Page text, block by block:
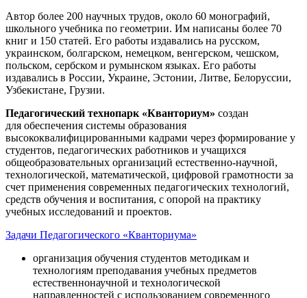
Автор более 200 научных трудов, около 60 монографий,
школьного учебника по геометрии. Им написаны более 70
книг и 150 статей. Его работы издавались на русском,
украинском, болгарском, немецком, венгерском, чешском,
польском, сербском и румынском языках. Его работы
издавались в России, Украине, Эстонии, Литве, Белоруссии,
Узбекистане, Грузии.
Педагогический технопарк «Кванториум» создан
для обеспечения системы образования
высококвалифицированными кадрами через формирование у
студентов, педагогических работников и учащихся
общеобразовательных организаций естественно-научной,
технологической, математической, цифровой грамотности за
счет применения современных педагогических технологий,
средств обучения и воспитания, с опорой на практику
учебных исследований и проектов.
Задачи Педагогического «Кванториума»
организация обучения студентов методикам и
технологиям преподавания учебных предметов
естественнонаучной и технологической
направленностей с использованием современного